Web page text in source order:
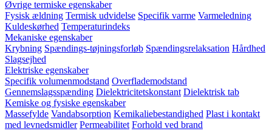
Øvrige termiske egenskaber
Fysisk ældning Termisk udvidelse Specifik varme Varmeledning
Kuldeskørhed Temperaturindeks
Mekaniske egenskaber
Krybning Spændings-tøjningsforløb Spændingsrelaksation Hårdhed
Slagsejhed
Elektriske egenskaber
Specifik volumenmodstand Overflademodstand
Gennemslagsspænding Dielektricitetskonstant Dielektrisk tab
Kemiske og fysiske egenskaber
Massefylde Vandabsorption Kemikaliebestandighed Plast i kontakt
med levnedsmidler Permeabilitet Forhold ved brand